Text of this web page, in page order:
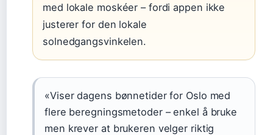
med lokale moskéer – fordi appen ikke
justerer for den lokale
solnedgangsvinkelen.
«Viser dagens bønnetider for Oslo med
flere beregningsmetoder – enkel å bruke
men krever at brukeren velger riktig